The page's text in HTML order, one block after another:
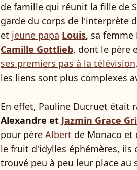
de famille qui réunit la fille de
garde du corps de l'interprète
et jeune papa Louis, sa femme
Camille Gottlieb, dont le père
ses premiers pas à la télévision,
les liens sont plus complexes
En effet, Pauline Ducruet était
Alexandre et Jazmin Grace
pour père Albert de Monaco et
le fruit d'idylles éphémères,
trouvé peu à peu leur place au